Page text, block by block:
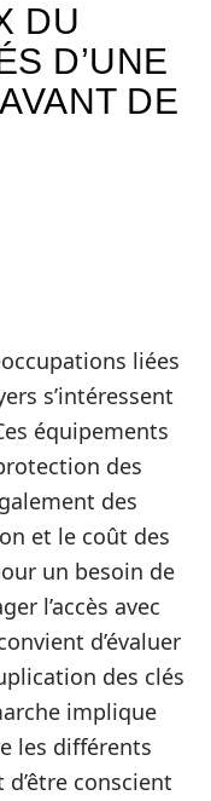
DU
D’UNE
DE
liées
s’intéressent
équipements
des
des
et le coût des
un besoin de
l’accès avec
d’évaluer
des clés
implique
les différents
conscient